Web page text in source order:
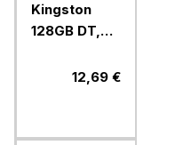
Kingston
128GB DT,
Gen1, črno
12,69 €